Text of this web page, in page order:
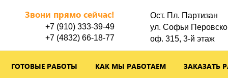
Звони прямо сейчас!
+7 (910) 333-39-49
+7 (4832) 66-18-77
Ост. Пл. Партизан
ул. Софьи
оф. 315, 3-й этаж
ГОТОВЫЕ РАБОТЫ КАК МЫ РАБОТАЕМ ЗАКАЗАТЬ